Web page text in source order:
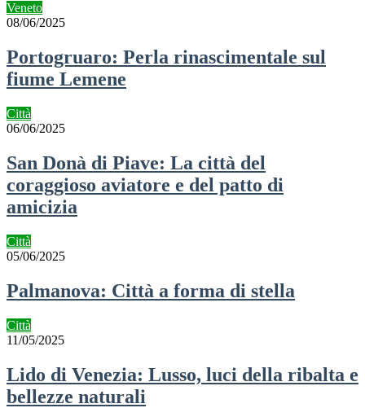
Veneto
08/06/2025
Portogruaro: Perla rinascimentale sul
fiume Lemene
Città
06/06/2025
San Donà di Piave: La città del
coraggioso aviatore e del patto di
amicizia
Città
05/06/2025
Palmanova: Città a forma di stella
Città
11/05/2025
Lido di Venezia: Lusso, luci della ribalta e
bellezze naturali